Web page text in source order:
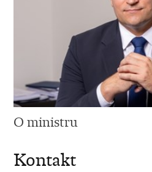
O ministru
Kontakt